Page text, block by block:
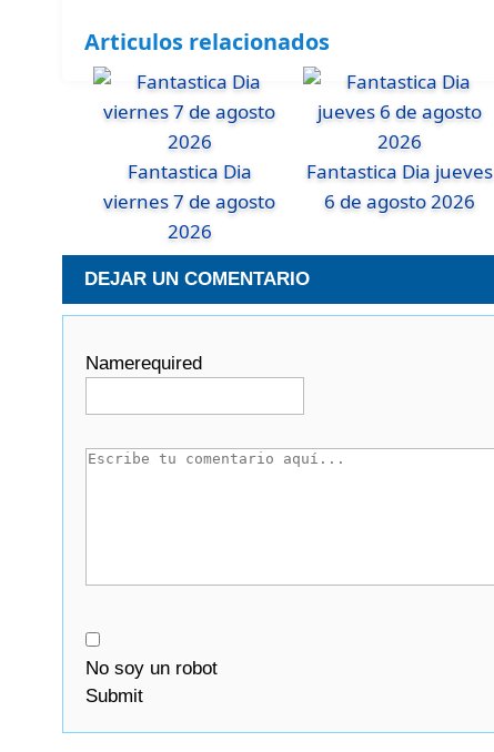
Articulos relacionados
Fantastica Dia
viernes 7 de agosto
2026
Fantastica Dia jueves
6 de agosto 2026
DEJAR UN COMENTARIO
Namerequired
No soy un robot
Submit